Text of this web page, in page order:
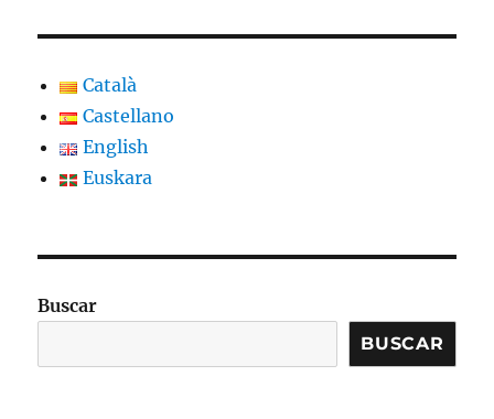
Català
Castellano
English
Euskara
Buscar
BUSCAR